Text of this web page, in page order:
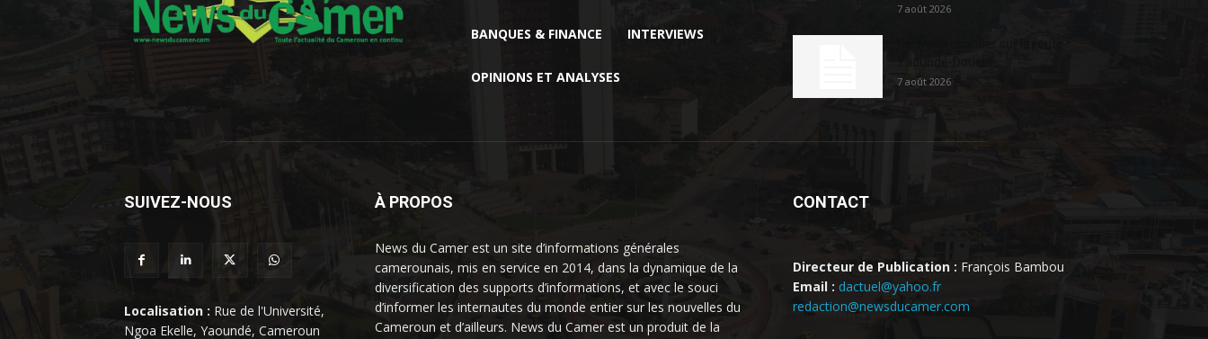
BANQUES & FINANCE INTERVIEWS
OPINIONS ET ANALYSES
7 août 2026
7 août 2026
SUIVEZ-NOUS
Localisation : Rue de l'Université,
Ngoa Ekelle, Yaoundé, Cameroun
À PROPOS
News du Camer est un site d’informations générales
camerounais, mis en service en 2014, dans la dynamique de la
diversification des supports d’informations, et avec le souci
d’informer les internautes du monde entier sur les nouvelles du
Cameroun et d’ailleurs. News du Camer est un produit de la
CONTACT
Directeur de Publication : François Bambou
Email : dactuel@yahoo.fr
redaction@newsducamer.com